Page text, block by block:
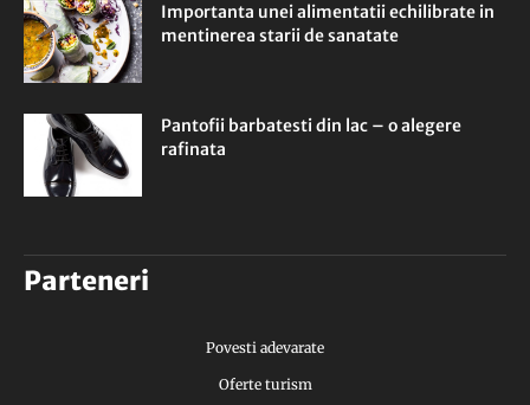
Importanta unei alimentatii echilibrate in
mentinerea starii de sanatate
Pantofii barbatesti din lac – o alegere
rafinata
Parteneri
Povesti adevarate
Oferte turism